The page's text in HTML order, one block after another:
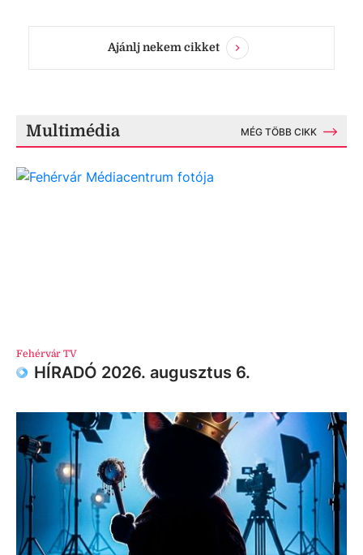
Ajánlj nekem cikket
Multimédia MÉG TÖBB CIKK
Fehérvár TV
HÍRADÓ 2026. augusztus 6.